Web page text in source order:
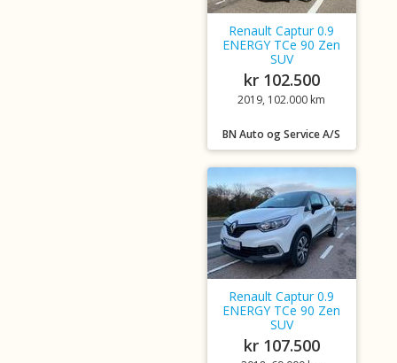
Renault Captur 0.9
ENERGY TCe 90 Zen
SUV
kr 102.500
2019, 102.000 km
BN Auto og Service A/S
Renault Captur 0.9
ENERGY TCe 90 Zen
SUV
kr 107.500